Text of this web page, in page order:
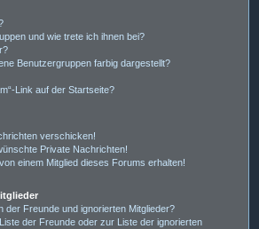
und wie trete ich ihnen bei?
Benutzergruppen farbig dargestellt?
Link auf der Startseite?
verschicken!
Private Nachrichten!
einem Mitglied dieses Forums erhalten!
der Freunde und ignorierten Mitglieder?
der Freunde oder zur Liste der ignorierten